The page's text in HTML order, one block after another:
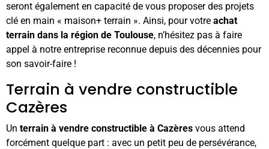
seront également en capacité de vous proposer des projets
clé en main « maison+ terrain ». Ainsi, pour votre achat
terrain dans la région de Toulouse, n’hésitez pas à faire
appel à notre entreprise reconnue depuis des décennies pour
son savoir-faire !
Terrain à vendre constructible
Cazères
Un terrain à vendre constructible à Cazères vous attend
forcément quelque part : avec un petit peu de persévérance,